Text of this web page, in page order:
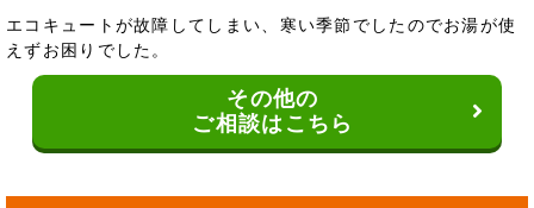
エコキュートが故障してしまい、寒い季節でしたのでお湯が使
えずお困りでした。
その他の
ご相談はこちら